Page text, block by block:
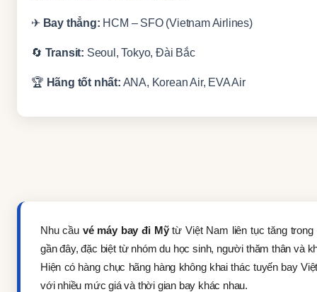
Nhu cầu vé máy bay đi Mỹtừ Việt Nam liên tục tăng trong
gần đây, đặc biệt từ nhóm du học sinh, người thăm thân và
Hiện có hàng chục hãng hàng không khai thác tuyến bay
với nhiều mức giá và thời gian bay khác nhau.
✈ Bay thẳng: HCM – SFO (Vietnam Airlines)
🔄 Transit: Seoul, Tokyo, Đài Bắc
🏆 Hãng tốt nhất: ANA, Korean Air, EVA Air